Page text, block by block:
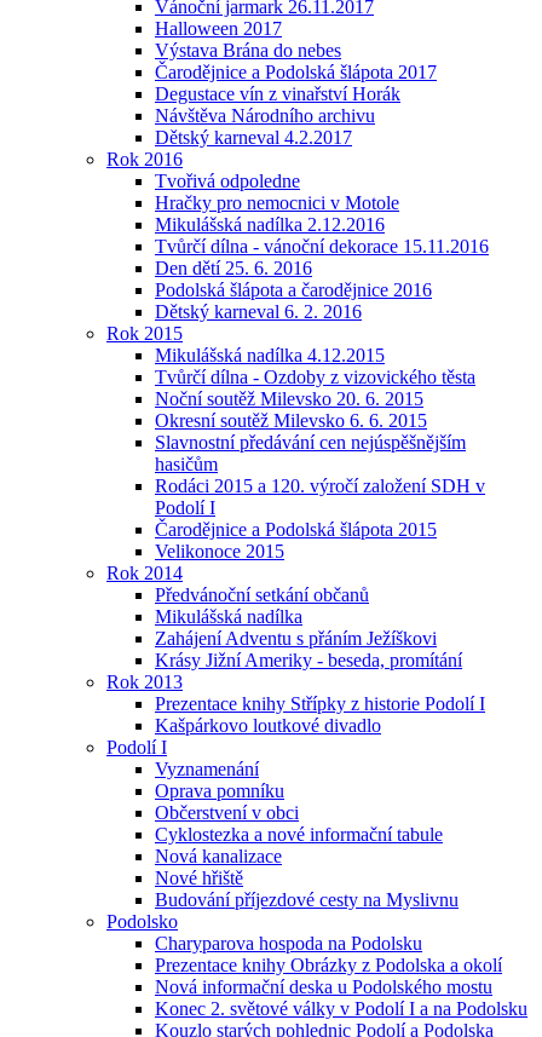
Vánoční jarmark 26.11.2017
Halloween 2017
Výstava Brána do nebes
Čarodějnice a Podolská šlápota 2017
Degustace vín z vinařství Horák
Návštěva Národního archivu
Dětský karneval 4.2.2017
Rok 2016
Tvořivá odpoledne
Hračky pro nemocnici v Motole
Mikulášská nadílka 2.12.2016
Tvůrčí dílna - vánoční dekorace 15.11.2016
Den dětí 25. 6. 2016
Podolská šlápota a čarodějnice 2016
Dětský karneval 6. 2. 2016
Rok 2015
Mikulášská nadílka 4.12.2015
Tvůrčí dílna - Ozdoby z vizovického těsta
Noční soutěž Milevsko 20. 6. 2015
Okresní soutěž Milevsko 6. 6. 2015
Slavnostní předávání cen nejúspěšnějším
hasičům
Rodáci 2015 a 120. výročí založení SDH v
Podolí I
Čarodějnice a Podolská šlápota 2015
Velikonoce 2015
Rok 2014
Předvánoční setkání občanů
Mikulášská nadílka
Zahájení Adventu s přáním Ježíškovi
Krásy Jižní Ameriky - beseda, promítání
Rok 2013
Prezentace knihy Střípky z historie Podolí I
Kašpárkovo loutkové divadlo
Podolí I
Vyznamenání
Oprava pomníku
Občerstvení v obci
Cyklostezka a nové informační tabule
Nová kanalizace
Nové hřiště
Budování příjezdové cesty na Myslivnu
Podolsko
Charyparova hospoda na Podolsku
Prezentace knihy Obrázky z Podolska a okolí
Nová informační deska u Podolského mostu
Konec 2. světové války v Podolí I a na Podolsku
Kouzlo starých pohlednic Podolí a Podolska